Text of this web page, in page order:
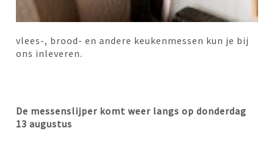
vlees-, brood- en andere keukenmessen kun je bij
ons inleveren.
De messenslijper komt weer langs op donderdag
13 augustus